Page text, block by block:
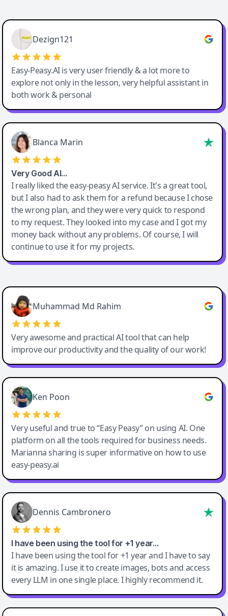
Easy-Peasy AI
Dezign121
Easy-Peasy.AI is very user friendly & a lot more to
explore not only in the lesson, very helpful assistant in
both work & personal
Blanca Marin
Very Good AI…
I really liked the easy-peasy AI service. It's a great tool,
but I also had to ask them for a refund because I chose
the wrong plan, and they were very quick to respond
to my request. They looked into my case and I got my
money back without any problems. Of course, I will
continue to use it for my projects.
Easy-Peasy AI
Muhammad Md Rahim
Very awesome and practical AI tool that can help
improve our productivity and the quality of our work!
Ken Poon
Very useful and true to “Easy Peasy” on using AI. One
platform on all the tools required for business needs.
Marianna sharing is super informative on how to use
easy-peasy.ai
Dennis Cambronero
I have been using the tool for +1 year…
I have been using the tool for +1 year and I have to say
it is amazing. I use it to create images, bots and access
every LLM in one single place. I highly recommend it.